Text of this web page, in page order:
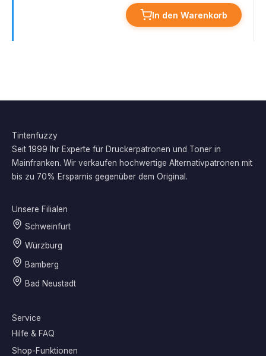
In den Warenkorb
Tintenfuzzy
Seit 1999 Ihr Experte für Druckerpatronen und Toner in
Mainfranken. Wir verkaufen hochwertige Alternativpatronen mit
bis zu 70% Ersparnis gegenüber dem Original.
Unsere Filialen
Schweinfurt
Würzburg
Bamberg
Bad Neustadt
Service
Hilfe & FAQ
Shop-Funktionen